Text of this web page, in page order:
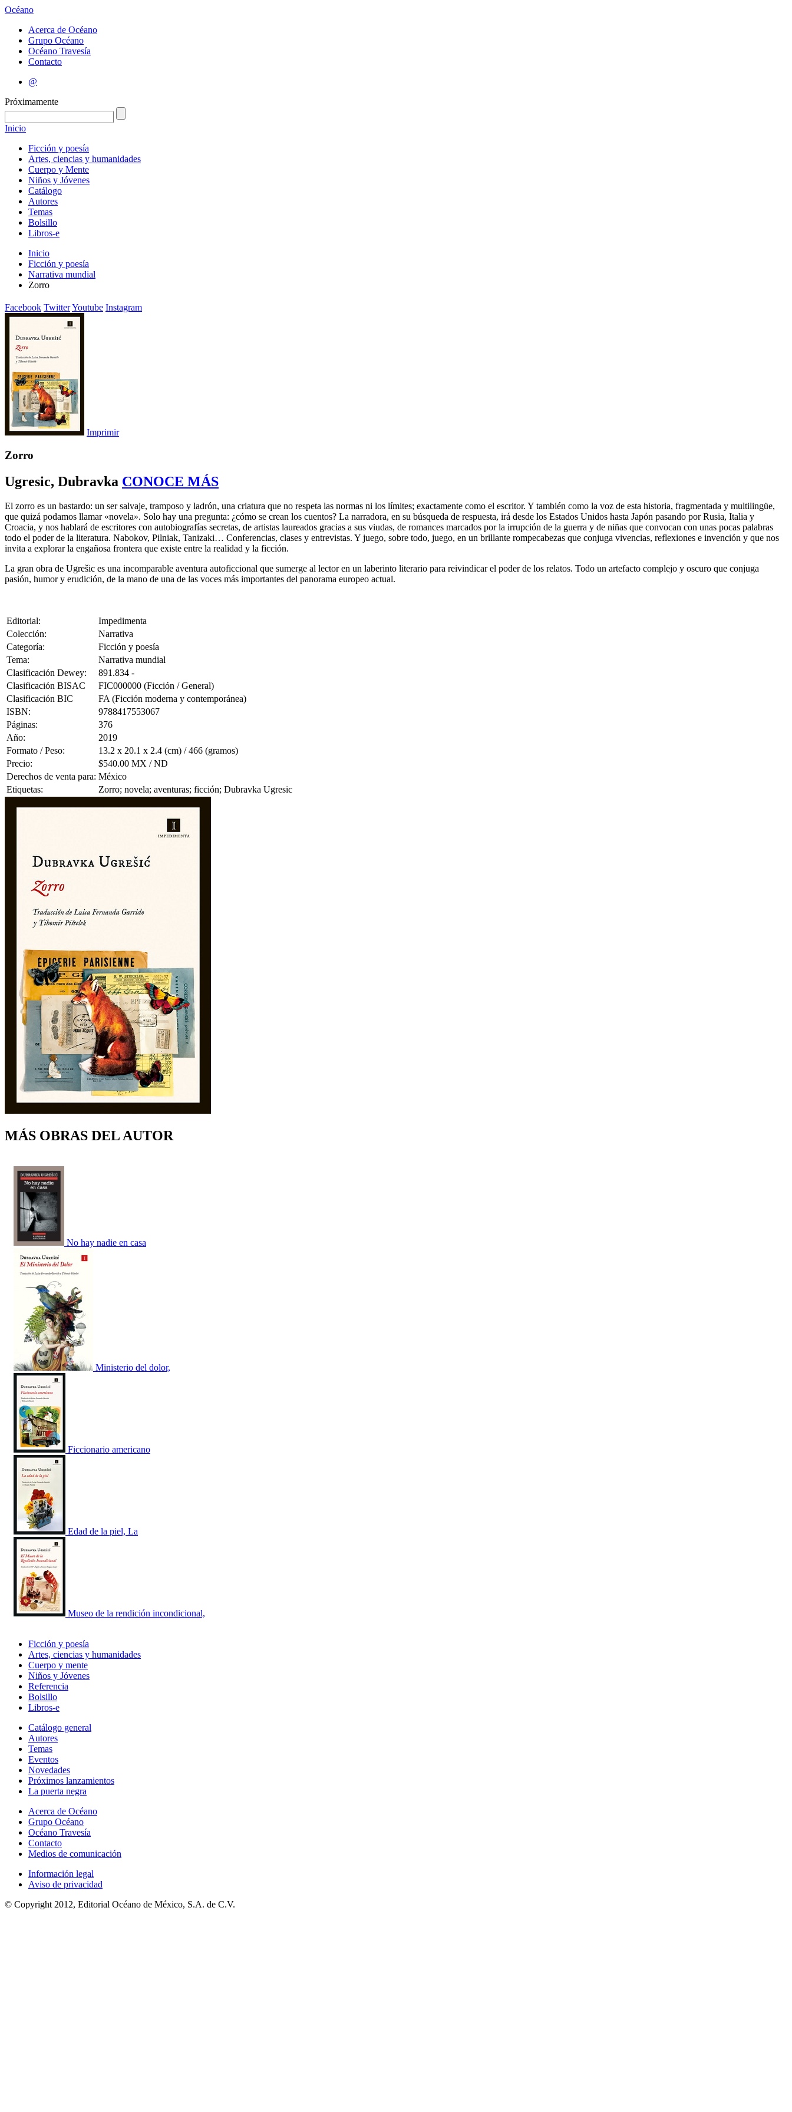
Océano
Acerca de Océano
Grupo Océano
Océano Travesía
Contacto
@
Próximamente
Inicio
Ficción y poesía
Artes, ciencias y humanidades
Cuerpo y Mente
Niños y Jóvenes
Catálogo
Autores
Temas
Bolsillo
Libros-e
Inicio
Ficción y poesía
Narrativa mundial
Zorro
Facebook TwitterYoutube Instagram
Imprimir
Zorro
Ugresic, Dubravka CONOCE MÁS
El zorro es un bastardo: un ser salvaje, tramposo y ladrón, una criatura que no respeta las normas ni los límites; exactamente como el escritor. Y también como la voz de esta historia, fragmentada y multilingüe,
que quizá podamos llamar «novela». Solo hay una pregunta: ¿cómo se crean los cuentos? La narradora, en su búsqueda de respuesta, irá desde los Estados Unidos hasta Japón pasando por Rusia, Italia y
Croacia, y nos hablará de escritores con autobiografías secretas, de artistas laureados gracias a sus viudas, de romances marcados por la irrupción de la guerra y de niñas que convocan con unas pocas palabras
todo el poder de la literatura. Nabokov, Pilniak, Tanizaki… Conferencias, clases y entrevistas. Y juego, sobre todo, juego, en un brillante rompecabezas que conjuga vivencias, reflexiones e invención y que nos
invita a explorar la engañosa frontera que existe entre la realidad y la ficción.
La gran obra de Ugrešic es una incomparable aventura autoficcional que sumerge al lector en un laberinto literario para reivindicar el poder de los relatos. Todo un artefacto complejo y oscuro que conjuga
pasión, humor y erudición, de la mano de una de las voces más importantes del panorama europeo actual.
Editorial:
Impedimenta
Colección:
Narrativa
Categoría:
Ficción y poesía
Tema:
Narrativa mundial
Clasificación Dewey:
891.834 -
Clasificación BISAC
FIC000000 (Ficción / General)
Clasificación BIC
FA (Ficción moderna y contemporánea)
ISBN:
9788417553067
Páginas:
376
Año:
2019
Formato / Peso:
13.2 x 20.1 x 2.4 (cm) / 466 (gramos)
Precio:
$540.00 MX / ND
Derechos de venta para: México
Etiquetas:
Zorro; novela; aventuras; ficción; Dubravka Ugresic
MÁS OBRAS DEL AUTOR
No hay nadie en casa
Ministerio del dolor,
Ficcionario americano
Edad de la piel, La
Museo de la rendición incondicional,
Ficción y poesía
Artes, ciencias y humanidades
Cuerpo y mente
Niños y Jóvenes
Referencia
Bolsillo
Libros-e
Catálogo general
Autores
Temas
Eventos
Novedades
Próximos lanzamientos
La puerta negra
Acerca de Océano
Grupo Océano
Océano Travesía
Contacto
Medios de comunicación
Información legal
Aviso de privacidad
© Copyright 2012, Editorial Océano de México, S.A. de C.V.